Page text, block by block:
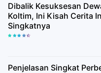
Dibalik Kesuksesan Dewa Dewi di
Koltim, Ini Kisah Cerita
Singkatnya
Penjelasan Singkat